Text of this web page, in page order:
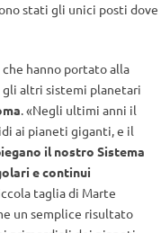
stati gli unici posti dove
hanno portato alla
gli altri sistemi planetari
. «Negli ultimi anni il
ai pianeti giganti, e il
il nostro Sistema
e continui
taglia di Marte
un semplice risultato